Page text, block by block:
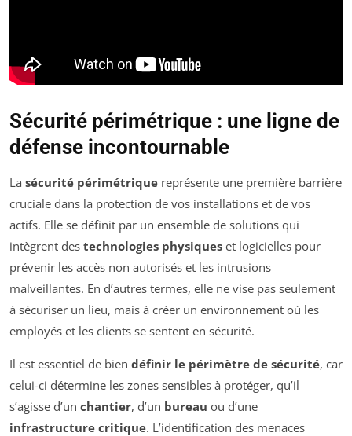
Sécurité périmétrique : une ligne de
défense incontournable
La sécurité périmétrique représente une première barrière
cruciale dans la protection de vos installations et de vos
actifs. Elle se définit par un ensemble de solutions qui
intègrent des technologies physiques et logicielles pour
prévenir les accès non autorisés et les intrusions
malveillantes. En d’autres termes, elle ne vise pas seulement
à sécuriser un lieu, mais à créer un environnement où les
employés et les clients se sentent en sécurité.
Il est essentiel de bien définir le périmètre de sécurité, car
celui-ci détermine les zones sensibles à protéger, qu’il
s’agisse d’un chantier, d’un bureau ou d’une
infrastructure critique. L’identification des menaces